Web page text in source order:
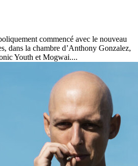
commencé avec le nouveau
dans la chambre d’Anthony Gonzalez,
Youth et Mogwai....